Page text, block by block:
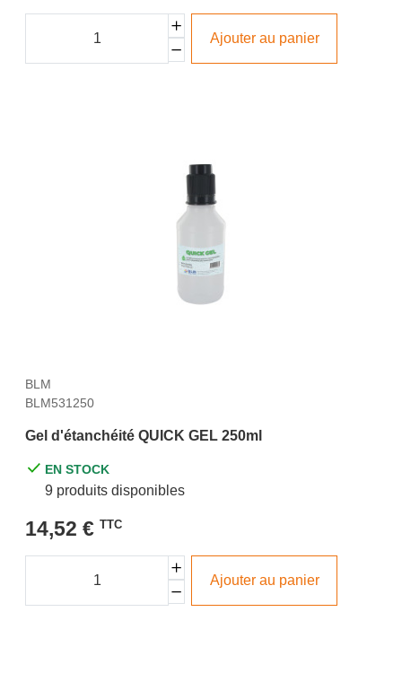
Ajouter au panier
BLM
BLM531250
Gel d'étanchéité QUICK GEL 250ml
EN STOCK
9 produits disponibles
14,52 € TTC
Ajouter au panier